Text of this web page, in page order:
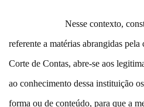
Nesse contexto,
referente a matérias abrangidas
Corte de Contas, abre-se aos
ao conhecimento dessa instituição
forma ou de conteúdo, para que a